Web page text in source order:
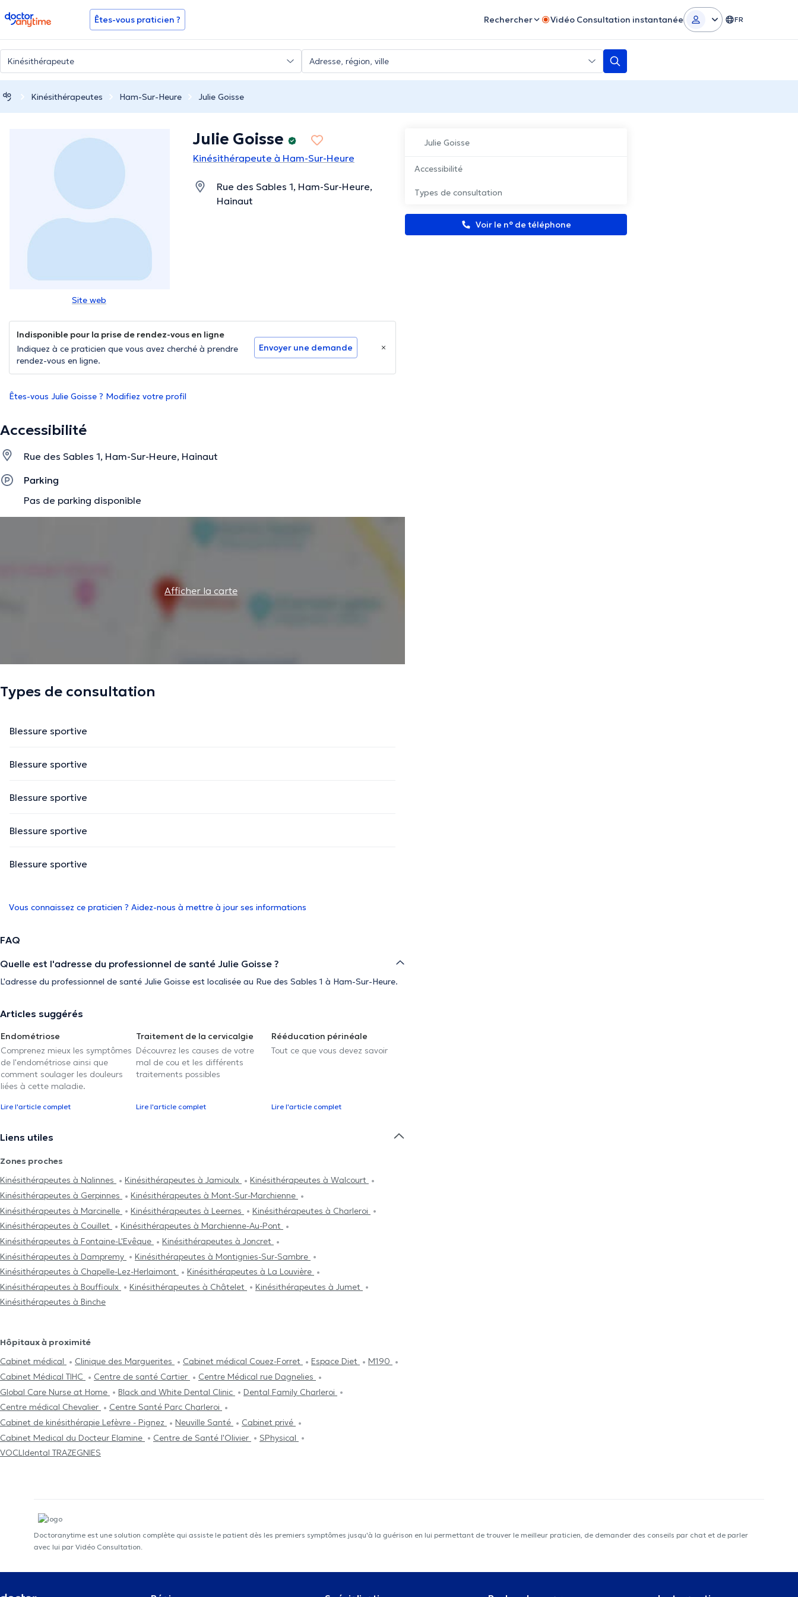
doctoranytime Êtes-vous praticien ? Rechercher Vidéo Consultation instantanée FR
Kinésithérapeutes Ham-Sur-Heure Julie Goisse
Julie Goisse
Accessibilité
Types de consultation
Voir le n° de téléphone
Site web
Julie Goisse
Kinésithérapeute à Ham-Sur-Heure
Rue des Sables 1, Ham-Sur-Heure,
Hainaut
Indisponible pour la prise de rendez-vous en ligne
Indiquez à ce praticien que vous avez cherché à prendre
rendez-vous en ligne.
Envoyer une demande
Êtes-vous Julie Goisse ? Modifiez votre profil
Accessibilité
Rue des Sables 1, Ham-Sur-Heure, Hainaut
Parking
Pas de parking disponible
Afficher la carte
Types de consultation
Blessure sportive
Blessure sportive
Blessure sportive
Blessure sportive
Blessure sportive
Vous connaissez ce praticien ? Aidez-nous à mettre à jour ses informations
FAQ
Quelle est l'adresse du professionnel de santé Julie Goisse ?
L'adresse du professionnel de santé Julie Goisse est localisée au Rue des Sables 1 à Ham-Sur-Heure.
Articles suggérés
Endométriose
Comprenez mieux les symptômes
de l'endométriose ainsi que
comment soulager les douleurs
liées à cette maladie.
Lire l'article complet
Traitement de la cervicalgie
Découvrez les causes de votre
mal de cou et les différents
traitements possibles
Lire l'article complet
Rééducation périnéale
Tout ce que vous devez savoir
Lire l'article complet
Liens utiles
Zones proches
Kinésithérapeutes à Nalinnes
Kinésithérapeutes à Jamioulx
Kinésithérapeutes à Walcourt
Kinésithérapeutes à Gerpinnes
Kinésithérapeutes à Mont-Sur-Marchienne
Kinésithérapeutes à Marcinelle
Kinésithérapeutes à Leernes
Kinésithérapeutes à Charleroi
Kinésithérapeutes à Couillet
Kinésithérapeutes à Marchienne-Au-Pont
Kinésithérapeutes à Fontaine-L'Evêque
Kinésithérapeutes à Joncret
Kinésithérapeutes à Dampremy
Kinésithérapeutes à Montignies-Sur-Sambre
Kinésithérapeutes à Chapelle-Lez-Herlaimont
Kinésithérapeutes à La Louvière
Kinésithérapeutes à Bouffioulx
Kinésithérapeutes à Châtelet
Kinésithérapeutes à Jumet
Kinésithérapeutes à Binche
Hôpitaux à proximité
Cabinet médical
Clinique des Marguerites Cabinet médical Couez-Forret Espace Diet
M190
Cabinet Médical TIHC
Centre de santé Cartier
Centre Médical rue Dagnelies
Global Care Nurse at Home
Black and White Dental Clinic
Dental Family Charleroi
Centre médical Chevalier
Centre Santé Parc Charleroi
Cabinet de kinésithérapie Lefèvre - Pignez
Neuville Santé
Cabinet privé
Cabinet Medical du Docteur Elamine
Centre de Santé l'Olivier
SPhysical
VOCLIdental TRAZEGNIES
Doctoranytime est une solution complète qui assiste le patient dès les premiers symptômes jusqu'à la guérison en lui permettant de trouver le meilleur praticien, de demander des conseils par chat et de parler
avec lui par Vidéo Consultation.